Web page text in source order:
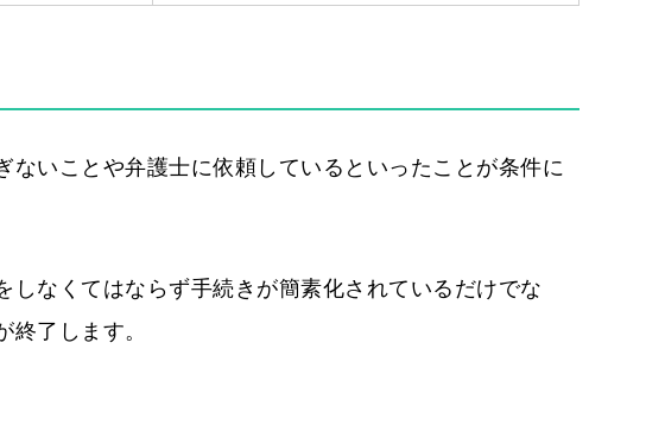
いことや弁護士に依頼しているといったことが条件に
なくてはならず手続きが簡素化されているだけでな
了します。